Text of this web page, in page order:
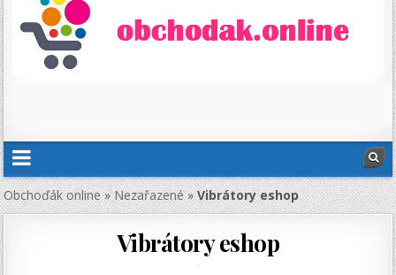
Obchoďák online»Nezařazené»Vibrátory eshop
Vibrátory eshop